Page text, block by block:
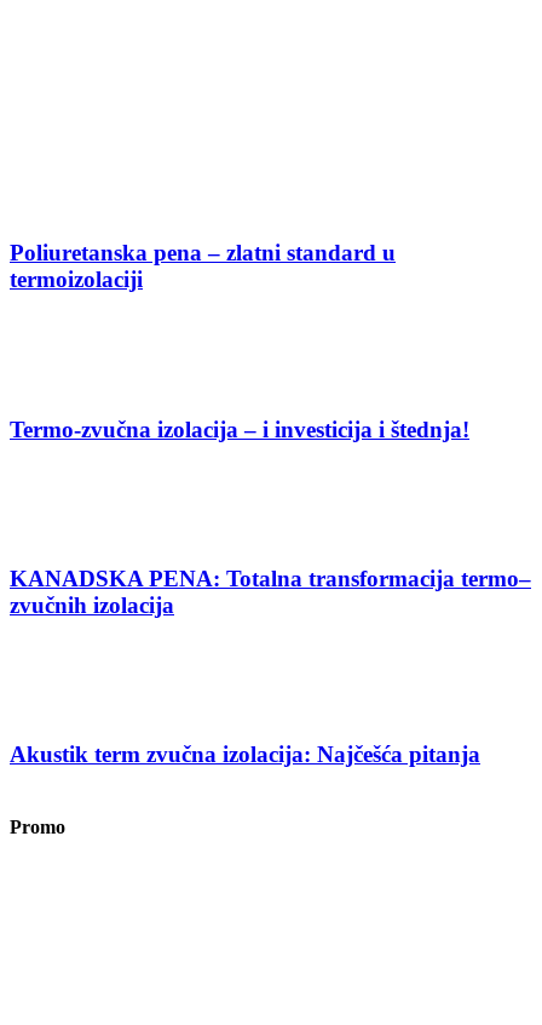
Poliuretanska pena – zlatni standard u
termoizolaciji
Termo-zvučna izolacija – i investicija i štednja!
KANADSKA PENA: Totalna transformacija termo–
zvučnih izolacija
Akustik term zvučna izolacija: Najčešća pitanja
Promo